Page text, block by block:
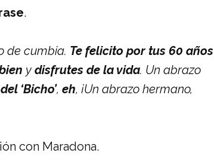
.
de cumbia. Te felicito por tus 60 años
y disfrutes de la vida. Un abrazo
‘Bicho’, eh, ¡Un abrazo hermano,
con Maradona.